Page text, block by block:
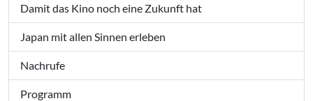
Damit das Kino noch eine Zukunft hat
Japan mit allen Sinnen erleben
Nachrufe
Programm